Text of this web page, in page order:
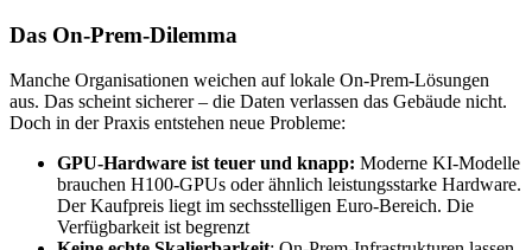
Das On-Prem-Dilemma
Manche Organisationen weichen auf lokale On-Prem-Lösungen
aus. Das scheint sicherer – die Daten verlassen das Gebäude nicht.
Doch in der Praxis entstehen neue Probleme:
GPU-Hardware ist teuer und knapp: Moderne KI-Modelle
brauchen H100-GPUs oder ähnlich leistungsstarke Hardware.
Der Kaufpreis liegt im sechsstelligen Euro-Bereich. Die
Verfügbarkeit ist begrenzt